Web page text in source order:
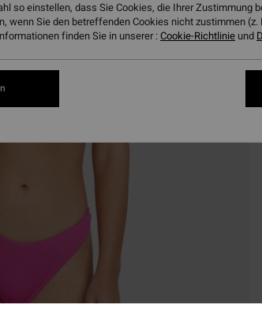
so einstellen, dass Sie Cookies, die Ihrer Zustimmung
wenn Sie den betreffenden Cookies nicht zustimmen
finden Sie in unserer :Cookie-Richtlinie und